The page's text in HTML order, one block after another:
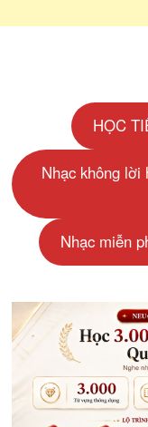
HỌC
Nhạc không lời
Nhạc miễn